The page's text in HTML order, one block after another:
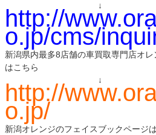
↓
http://
o.jp/cms/
新潟県内最多8店舗の車買取専門店オ
はこちら
↓
http://
o.jp/
新潟オレンジのフェイスブックページ